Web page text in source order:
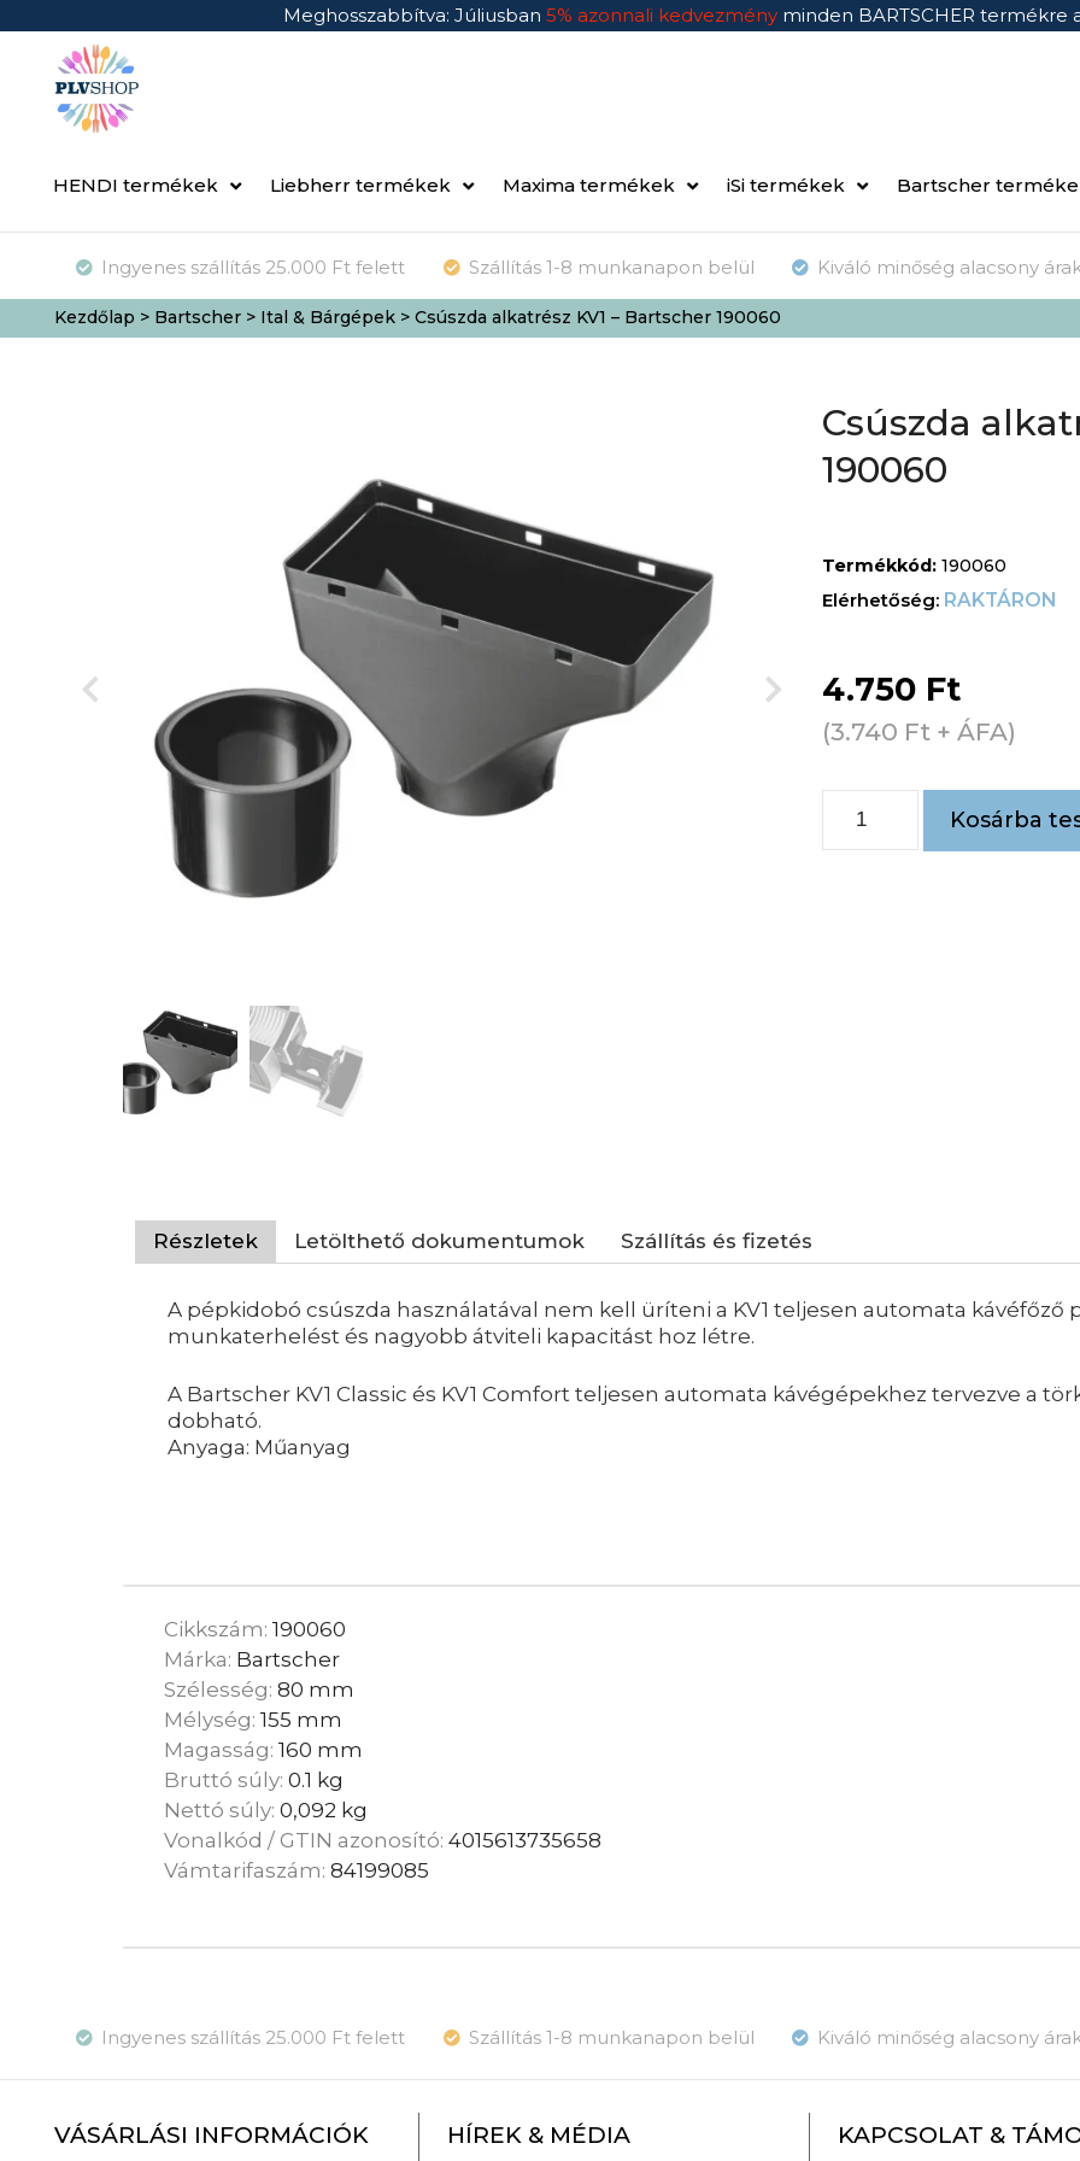
Meghosszabbítva: Júliusban 5% azonnali kedvezmény minden BARTSCHER termékre
HENDI termékek Liebherr termékek Maxima termékek iSi termékek Bartscher
Ingyenes szállítás 25.000 Ft felett Szállítás 1-8 munkanapon belül Kiváló minőség alacsony
Kezdőlap > Bartscher> Ital & Bárgépek> Csúszda alkatrész KV1 – Bartscher 190060
Csúszda
190060
Termékkód: 190060
RAKTÁRON
4.750 Ft
(3.740 Ft + ÁFA)
Kosárba
Részletek Letölthető dokumentumok Szállítás és fizetés
A pépkidobó csúszda használatával nem kell üríteni a KV1 teljesen automata kávéfőző
munkaterhelést és nagyobb átviteli kapacitást hoz létre.
A Bartscher KV1 Classic és KV1 Comfort teljesen automata kávégépekhez tervezve a
dobható.
Anyaga: Műanyag
Cikkszám:190060
Márka: Bartscher
Szélesség:80 mm
Mélység:155 mm
Magasság:160 mm
Bruttó súly:0.1 kg
Nettó súly:0,092 kg
Vonalkód / GTIN azonosító:4015613735658
Vámtarifaszám:84199085
Ingyenes szállítás 25.000 Ft felett Szállítás 1-8 munkanapon belül Kiváló minőség alacsony
VÁSÁRLÁSI INFORMÁCIÓK HÍREK & MÉDIA KAPCSOLAT &